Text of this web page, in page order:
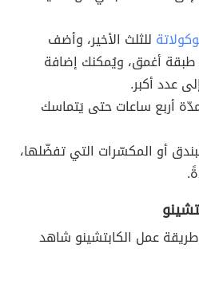
للثلث الأخير، وأضف
أغمق، ويُمكنك إضافة
عدد أكبر.
أربع ساعات حتى يَتماسك
أو المكسّرات التي تفضّلها،
عمل الكابتشينو شاهد